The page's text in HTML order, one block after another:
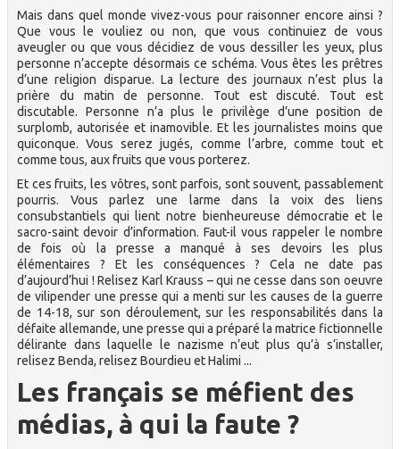
Mais dans quel monde vivez-vous pour raisonner encore ainsi ?
Que vous le vouliez ou non, que vous continuiez de vous
aveugler ou que vous décidiez de vous dessiller les yeux, plus
personne n’accepte désormais ce schéma. Vous êtes les prêtres
d’une religion disparue. La lecture des journaux n’est plus la
prière du matin de personne. Tout est discuté. Tout est
discutable. Personne n’a plus le privilège d’une position de
surplomb, autorisée et inamovible. Et les journalistes moins que
quiconque. Vous serez jugés, comme l’arbre, comme tout et
comme tous, aux fruits que vous porterez.
Et ces fruits, les vôtres, sont parfois, sont souvent, passablement
pourris. Vous parlez une larme dans la voix des liens
consubstantiels qui lient notre bienheureuse démocratie et le
sacro-saint devoir d’information. Faut-il vous rappeler le nombre
de fois où la presse a manqué à ses devoirs les plus
élémentaires ? Et les conséquences ? Cela ne date pas
d’aujourd’hui ! Relisez Karl Krauss – qui ne cesse dans son oeuvre
de vilipender une presse qui a menti sur les causes de la guerre
de 14-18, sur son déroulement, sur les responsabilités dans la
défaite allemande, une presse qui a préparé la matrice fictionnelle
délirante dans laquelle le nazisme n’eut plus qu’à s’installer,
relisez Benda, relisez Bourdieu et Halimi ...
Les français se méfient des
médias, à qui la faute ?